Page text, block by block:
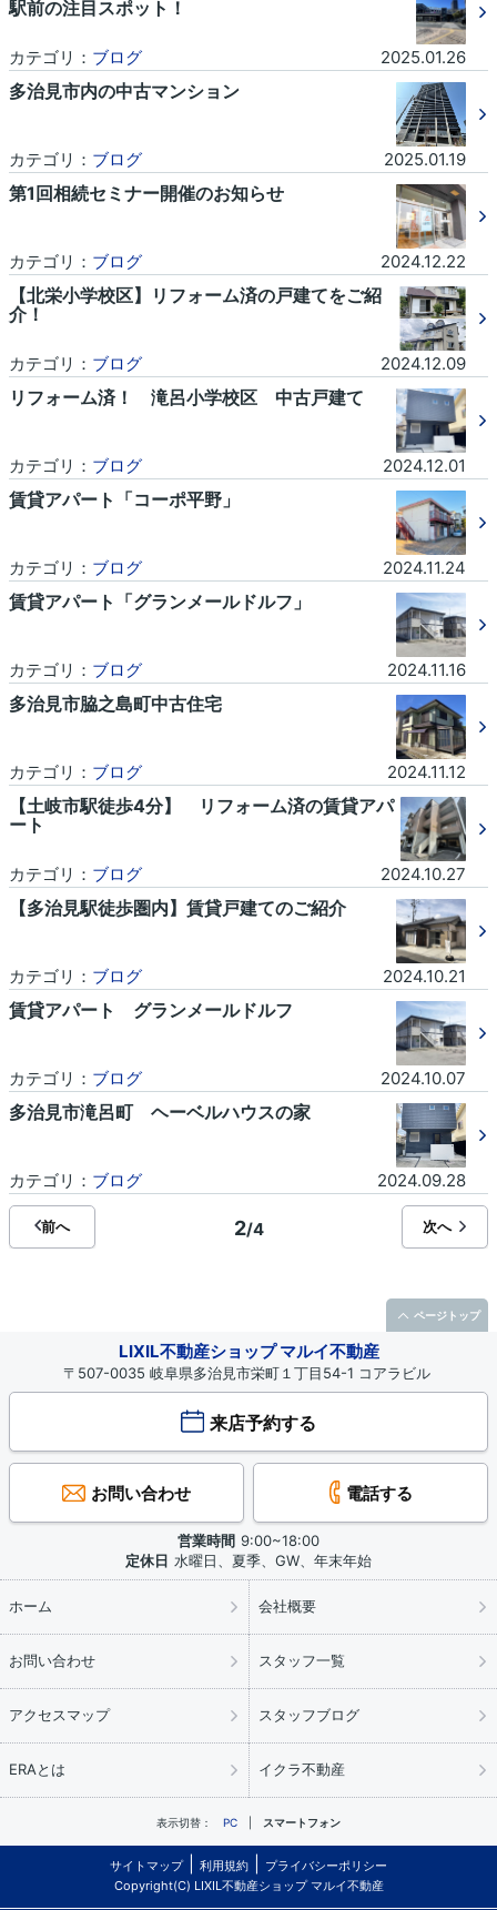
駅前の注目スポット！
カテゴリ： ブログ 2025.01.26
多治見市内の中古マンション
カテゴリ： ブログ 2025.01.19
第1回相続セミナー開催のお知らせ
カテゴリ： ブログ 2024.12.22
【北栄小学校区】リフォーム済の戸建てをご紹
介！
カテゴリ： ブログ 2024.12.09
リフォーム済！ 滝呂小学校区 中古戸建て
カテゴリ： ブログ 2024.12.01
賃貸アパート「コーポ平野」
カテゴリ： ブログ 2024.11.24
賃貸アパート「グランメールドルフ」
カテゴリ： ブログ 2024.11.16
多治見市脇之島町中古住宅
カテゴリ： ブログ 2024.11.12
【土岐市駅徒歩4分】 リフォーム済の賃貸アパ
ート
カテゴリ： ブログ 2024.10.27
【多治見駅徒歩圏内】賃貸戸建てのご紹介
カテゴリ： ブログ 2024.10.21
賃貸アパート グランメールドルフ
カテゴリ： ブログ 2024.10.07
多治見市滝呂町 ヘーベルハウスの家
カテゴリ： ブログ 2024.09.28
前へ 2/4 次へ
LIXIL不動産ショップ マルイ不動産
〒507-0035 岐阜県多治見市栄町１丁目54-1 コアラビル
来店予約する
お問い合わせ 電話する
営業時間 9:00~18:00
定休日 水曜日、夏季、GW、年末年始
ホーム 会社概要
お問い合わせ スタッフ一覧
アクセスマップ スタッフブログ
ERAとは イクラ不動産
表示切替： PC スマートフォン
サイトマップ 利用規約
プライバシーポリシー
Copyright(C) LIXIL不動産ショップ マルイ不動産
ページトップ